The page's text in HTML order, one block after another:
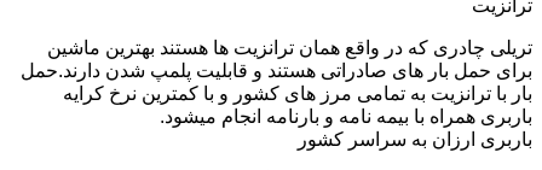
ترانزیت
تریلی چادری که در واقع همان ترانزیت ها هستند بهترین ماشین
برای حمل بار های صادراتی هستند و قابلیت پلمپ شدن دارند.حمل
بار با ترانزیت به تمامی مرز های کشور و با کمترین نرخ کرایه
باربری همراه با بیمه نامه و بارنامه انجام میشود.
باربری ارزان به سراسر کشور